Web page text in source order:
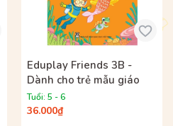
Eduplay Friends 3B -
Dành cho trẻ mẫu giáo
Tuổi: 5 - 6
36.000₫